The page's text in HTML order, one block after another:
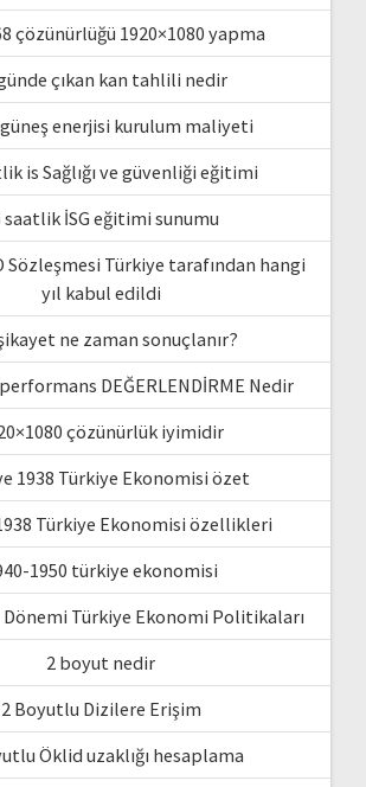
çözünürlüğü 1920×1080 yapma
çıkan kan tahlili nedir
güneş enerjisi kurulum maliyeti
is Sağlığı ve güvenliği eğitimi
saatlik İSG eğitimi sunumu
Sözleşmesi Türkiye tarafından hangi
yıl kabul edildi
ne zaman sonuçlanır?
DEĞERLENDİRME Nedir
çözünürlük iyimidir
1938 Türkiye Ekonomisi özet
Türkiye Ekonomisi özellikleri
1950 türkiye ekonomisi
Dönemi Türkiye Ekonomi Politikaları
2 boyut nedir
2 Boyutlu Dizilere Erişim
Öklid uzaklığı hesaplama